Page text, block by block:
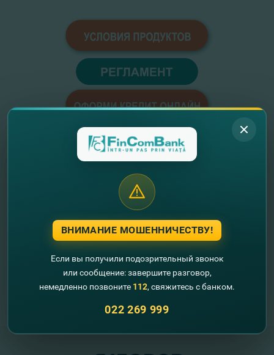
Другие новости
ВНИМАНИЕ МОШЕННИЧЕСТВУ!
Если вы получили подозрительный звонок
или сообщение: завершите разговор,
немедленно позвоните 112, свяжитесь с банком.
022 269 999